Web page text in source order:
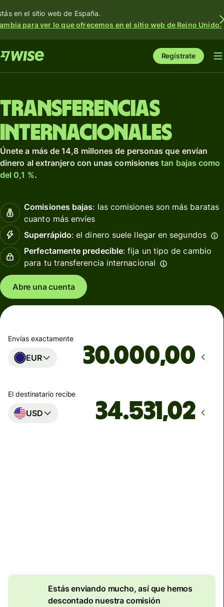
en el sitio web de España.
para ver lo que ofrecemos en el sitio web de Reino Unido.
Regístrate
Transferencias
internacionales
Únete a más de 14,8 millones de personas que envían
dinero al extranjero con unas comisionestan bajas como
del 0,1 %.
Comisiones bajas: las comisiones son más baratas
cuanto más envíes
Superrápido: el dinero suele llegar en segundos
Perfectamente predecible: fija un tipo de cambio
para tu transferencia internacional
Abre una cuenta
Envías exactamente
EUR ,00
El destinatario recibe
USD
Estás enviando mucho, así que hemos
descontado nuestra comisión